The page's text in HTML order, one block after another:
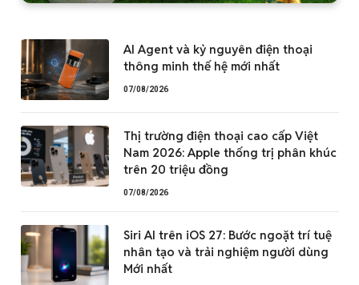
AI Agent và kỷ nguyên điện thoại
thông minh thế hệ mới nhất
07/08/2026
Thị trường điện thoại cao cấp Việt
Nam 2026: Apple thống trị phân khúc
trên 20 triệu đồng
07/08/2026
Siri AI trên iOS 27: Bước ngoặt trí tuệ
nhân tạo và trải nghiệm người dùng
Mới nhất